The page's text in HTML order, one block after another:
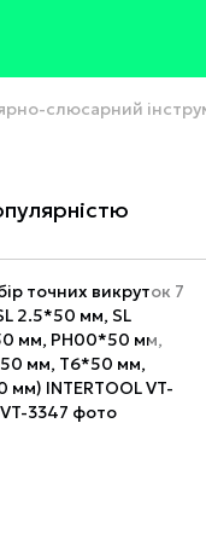
слюсарний